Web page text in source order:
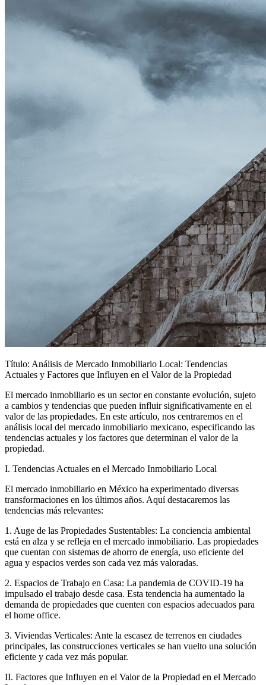
Título: Análisis de Mercado Inmobiliario Local: Tendencias
Actuales y Factores que Influyen en el Valor de la Propiedad
El mercado inmobiliario es un sector en constante evolución, sujeto
a cambios y tendencias que pueden influir significativamente en el
valor de las propiedades. En este artículo, nos centraremos en el
análisis local del mercado inmobiliario mexicano, especificando las
tendencias actuales y los factores que determinan el valor de la
propiedad.
I. Tendencias Actuales en el Mercado Inmobiliario Local
El mercado inmobiliario en México ha experimentado diversas
transformaciones en los últimos años. Aquí destacaremos las
tendencias más relevantes:
1. Auge de las Propiedades Sustentables: La conciencia ambiental
está en alza y se refleja en el mercado inmobiliario. Las propiedades
que cuentan con sistemas de ahorro de energía, uso eficiente del
agua y espacios verdes son cada vez más valoradas.
2. Espacios de Trabajo en Casa: La pandemia de COVID-19 ha
impulsado el trabajo desde casa. Esta tendencia ha aumentado la
demanda de propiedades que cuenten con espacios adecuados para
el home office.
3. Viviendas Verticales: Ante la escasez de terrenos en ciudades
principales, las construcciones verticales se han vuelto una solución
eficiente y cada vez más popular.
II. Factores que Influyen en el Valor de la Propiedad en el Mercado